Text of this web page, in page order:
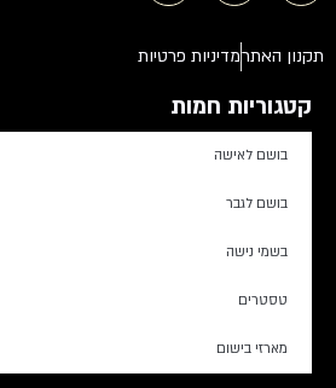
תקנון האתרמדיניות פרטיות
קטגוריות חמות
בושם לאישה
בושם לגבר
בשמי נישה
טסטרים
מארזי בישום